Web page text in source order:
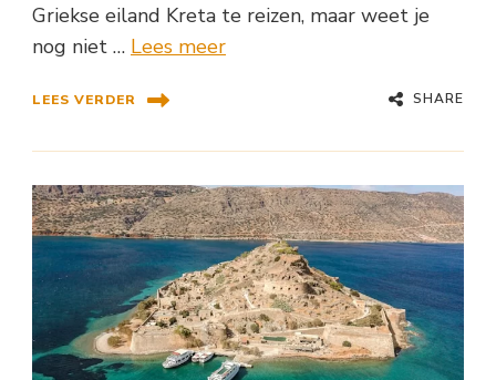
Griekse eiland Kreta te reizen, maar weet je
nog niet … Lees meer
LEES VERDER SHARE